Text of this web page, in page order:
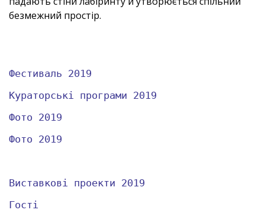
Фестиваль 2019
Кураторські програми 2019
Фото 2019
Фото 2019
Виставкові проекти 2019
Гості
безмежний простір.